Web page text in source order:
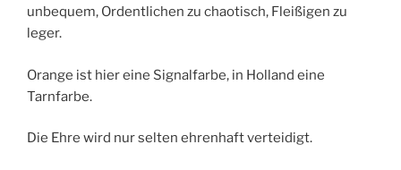
unbequem, Ordentlichen zu chaotisch, Fleißigen zu
leger.
Orange ist hier eine Signalfarbe, in Holland eine
Tarnfarbe.
Die Ehre wird nur selten ehrenhaft verteidigt.